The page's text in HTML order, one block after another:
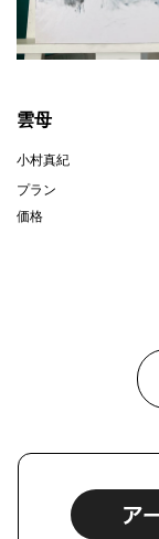
雲母
小村真紀
プラン
価格